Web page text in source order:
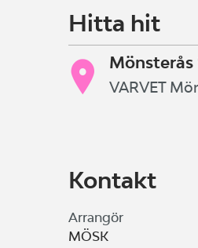
Hitta hit
VARVET
Kontakt
Arrangör
MÖSK